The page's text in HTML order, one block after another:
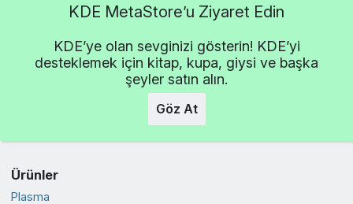
KDE MetaStore’u Ziyaret Edin
KDE’ye olan sevginizi gösterin! KDE’yi
desteklemek için kitap, kupa, giysi ve başka
şeyler satın alın.
Göz At
Ürünler
Plasma